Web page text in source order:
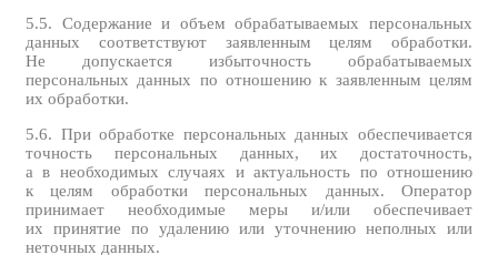
5.5. Содержание и объем обрабатываемых персональных
данных соответствуют заявленным целям обработки.
Не допускается избыточность обрабатываемых
персональных данных по отношению к заявленным целям
их обработки.
5.6. При обработке персональных данных обеспечивается
точность персональных данных, их достаточность,
а в необходимых случаях и актуальность по отношению
к целям обработки персональных данных. Оператор
принимает необходимые меры и/или обеспечивает
их принятие по удалению или уточнению неполных или
неточных данных.